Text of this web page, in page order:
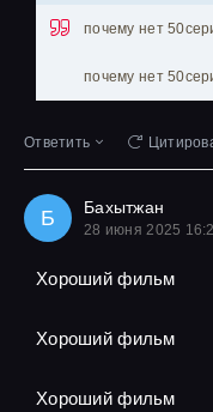
почему нет
почему нет
Ответить
Б Бахытжан
28 июня 2025
Хороший фильм
Хороший фильм
Хороший фильм